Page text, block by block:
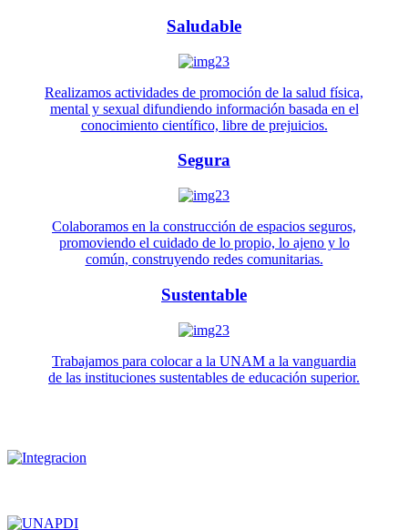
Saludable
Realizamos actividades de promoción de la salud física,
mental y sexual difundiendo información basada en el
conocimiento científico, libre de prejuicios.
Segura
Colaboramos en la construcción de espacios seguros,
promoviendo el cuidado de lo propio, lo ajeno y lo
común, construyendo redes comunitarias.
Sustentable
Trabajamos para colocar a la UNAM a la vanguardia
de las instituciones sustentables de educación superior.